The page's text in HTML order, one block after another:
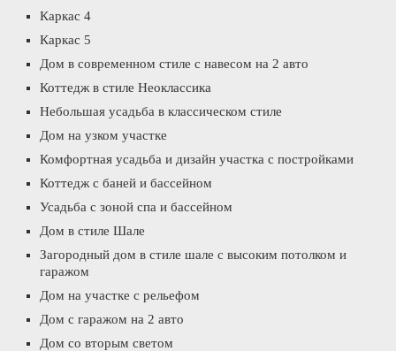
Каркас 4
Каркас 5
Дом в современном стиле с навесом на 2 авто
Коттедж в стиле Неоклассика
Небольшая усадьба в классическом стиле
Дом на узком участке
Комфортная усадьба и дизайн участка с постройками
Коттедж с баней и бассейном
Усадьба с зоной спа и бассейном
Дом в стиле Шале
Загородный дом в стиле шале с высоким потолком и
гаражом
Дом на участке с рельефом
Дом с гаражом на 2 авто
Дом со вторым светом